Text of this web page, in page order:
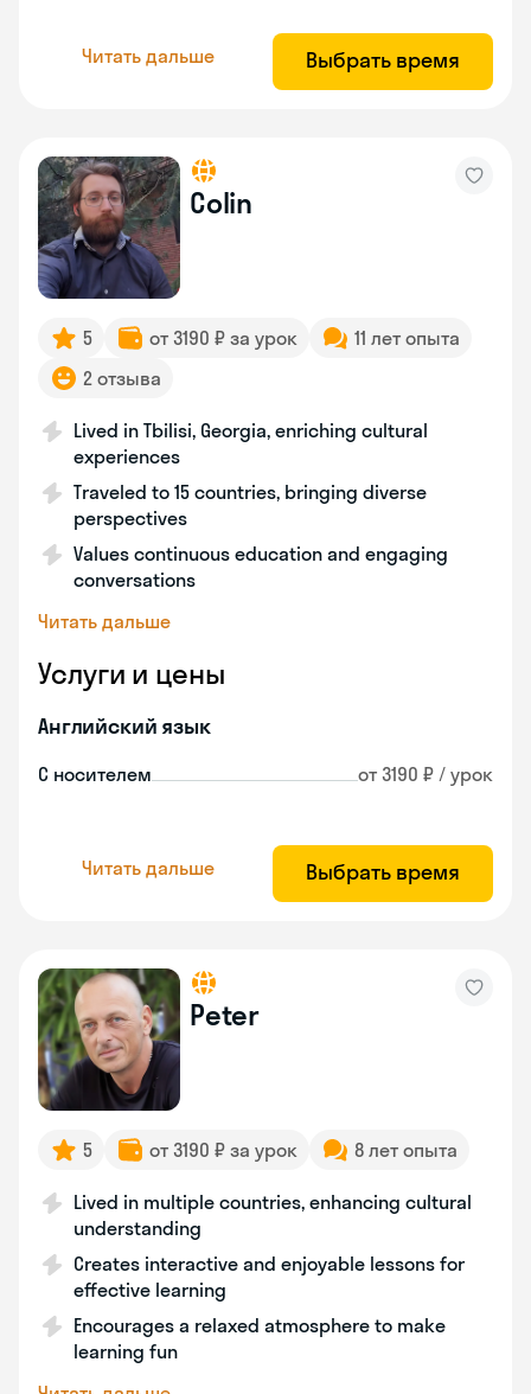
Читать дальше Выбрать время
Colin
5 от 3190 ₽ за урок
11 лет опыта
2 отзыва
Lived in Tbilisi, Georgia, enriching cultural
experiences
Traveled to 15 countries, bringing diverse
perspectives
Values continuous education and engaging
conversations
Читать дальше
Услуги и цены
Английский язык
С носителем от 3190 ₽ / урок
Читать дальше Выбрать время
Peter
5 от 3190 ₽ за урок 8 лет опыта
Lived in multiple countries, enhancing cultural
understanding
Creates interactive and enjoyable lessons for
effective learning
Encourages a relaxed atmosphere to make
learning fun